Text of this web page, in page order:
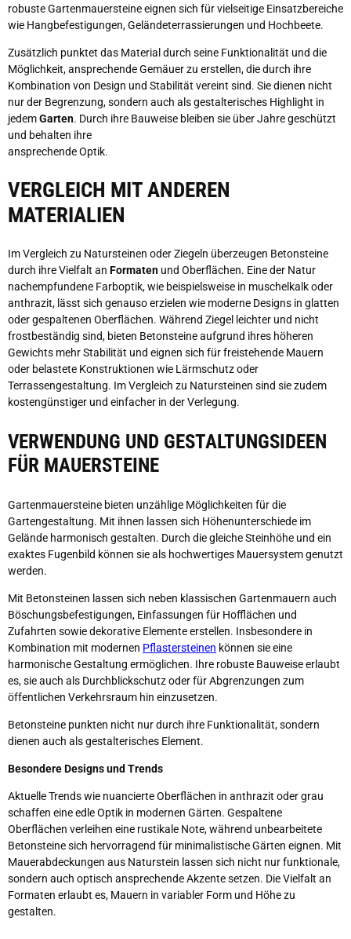
robuste Gartenmauersteine eignen sich für vielseitige Einsatzbereiche
wie Hangbefestigungen, Geländeterrassierungen und Hochbeete.
Zusätzlich punktet das Material durch seine Funktionalität und die
Möglichkeit, ansprechende Gemäuer zu erstellen, die durch ihre
Kombination von Design und Stabilität vereint sind. Sie dienen nicht
nur der Begrenzung, sondern auch als gestalterisches Highlight in
jedemGarten. Durch ihre Bauweise bleiben sie über Jahre geschützt
und behalten ihre
ansprechende Optik.
VERGLEICH MIT ANDEREN
MATERIALIEN
Im Vergleich zu Natursteinen oder Ziegeln überzeugen Betonsteine
durch ihre Vielfalt an Formaten und Oberflächen. Eine der Natur
nachempfundene Farboptik, wie beispielsweise in muschelkalk oder
anthrazit, lässt sich genauso erzielen wie moderne Designs in glatten
oder gespaltenen Oberflächen. Während Ziegel leichter und nicht
frostbeständig sind, bieten Betonsteine aufgrund ihres höheren
Gewichts mehr Stabilität und eignen sich für freistehende Mauern
oder belastete Konstruktionen wie Lärmschutz oder
Terrassengestaltung. Im Vergleich zu Natursteinen sind sie zudem
kostengünstiger und einfacher in der Verlegung.
VERWENDUNG UND GESTALTUNGSIDEEN
FÜR MAUERSTEINE
Gartenmauersteine bieten unzählige Möglichkeiten für die
Gartengestaltung. Mit ihnen lassen sich Höhenunterschiede im
Gelände harmonisch gestalten. Durch die gleiche Steinhöhe und ein
exaktes Fugenbild können sie als hochwertiges Mauersystem genutzt
werden.
Mit Betonsteinen lassen sich neben klassischen Gartenmauern auch
Böschungsbefestigungen, Einfassungen für Hofflächen und
Zufahrten sowie dekorative Elemente erstellen. Insbesondere in
Kombination mit modernen Pflastersteinen können sie eine
harmonische Gestaltung ermöglichen. Ihre robuste Bauweise erlaubt
es, sie auch als Durchblickschutz oder für Abgrenzungen zum
öffentlichen Verkehrsraum hin einzusetzen.
Betonsteine punkten nicht nur durch ihre Funktionalität, sondern
dienen auch als gestalterisches Element.
Besondere Designs und Trends
Aktuelle Trends wie nuancierte Oberflächen in anthrazit oder grau
schaffen eine edle Optik in modernen Gärten. Gespaltene
Oberflächen verleihen eine rustikale Note, während unbearbeitete
Betonsteine sich hervorragend für minimalistische Gärten eignen. Mit
Mauerabdeckungen aus Naturstein lassen sich nicht nur funktionale,
sondern auch optisch ansprechende Akzente setzen. Die Vielfalt an
Formaten erlaubt es, Mauern in variabler Form und Höhe zu
gestalten.